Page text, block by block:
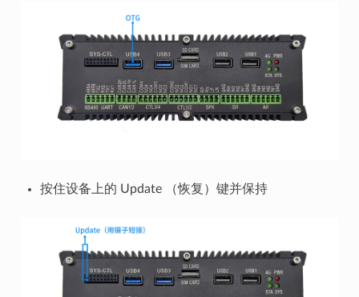
按住设备上的 Update （恢复）键并保持